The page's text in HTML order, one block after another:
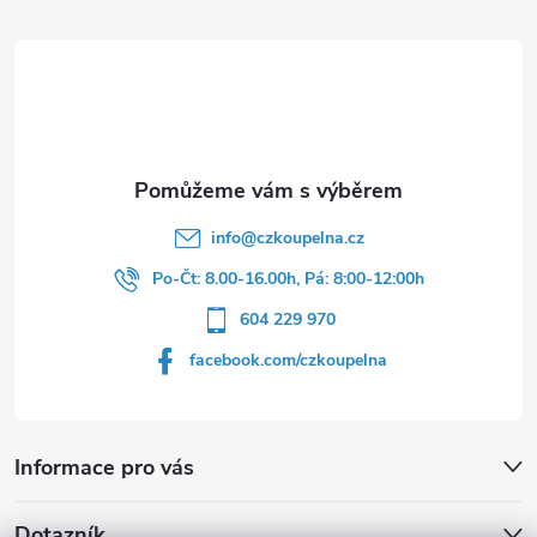
Informace pro vás
info@czkoupelna.cz
Po-Čt: 8.00-16.00h, Pá: 8:00-12:00h
604 229 970
facebook.com/czkoupelna